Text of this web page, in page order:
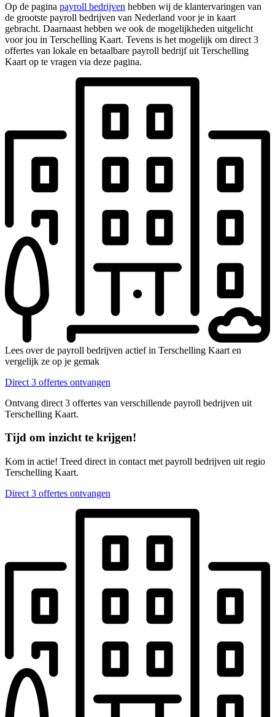
Op de pagina payroll bedrijven hebben wij de klantervaringen van
de grootste payroll bedrijven van Nederland voor je in kaart
gebracht. Daarnaast hebben we ook de mogelijkheden uitgelicht
voor jou in Terschelling Kaart. Tevens is het mogelijk om direct 3
offertes van lokale en betaalbare payroll bedrijf uit Terschelling
Kaart op te vragen via deze pagina.
Lees over de payroll bedrijven actief in Terschelling Kaart en
vergelijk ze op je gemak
Direct 3 offertes ontvangen
Ontvang direct 3 offertes van verschillende payroll bedrijven uit
Terschelling Kaart.
Tijd om inzicht te krijgen!
Kom in actie! Treed direct in contact met payroll bedrijven uit regio
Terschelling Kaart.
Direct 3 offertes ontvangen